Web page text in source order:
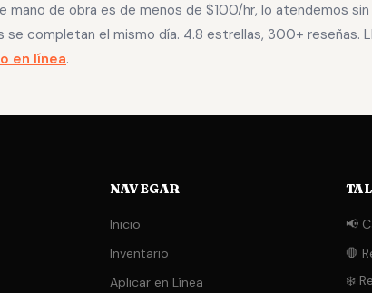
mano de obra es de menos de $100/hr, lo atendemos
se completan el mismo día. 4.8 estrellas, 300+ reseñas.
en línea.
NAVEGAR
Inicio
Inventario
Aplicar en Línea
📢
🛑
❄️